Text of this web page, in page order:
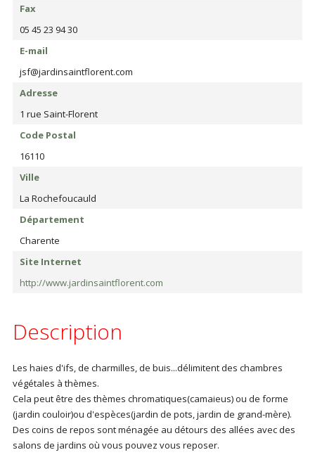
Fax
05 45 23 94 30
E-mail
jsf@jardinsaintflorent.com
Adresse
1 rue Saint-Florent
Code Postal
16110
Ville
La Rochefoucauld
Département
Charente
Site Internet
http://www.jardinsaintflorent.com
Description
Les haies d'ifs, de charmilles, de buis...délimitent des chambres
végétales à thèmes.
Cela peut être des thèmes chromatiques(camaieus) ou de forme
(jardin couloir)ou d'espèces(jardin de pots, jardin de grand-mère).
Des coins de repos sont ménagée au détours des allées avec des
salons de jardins où vous pouvez vous reposer.